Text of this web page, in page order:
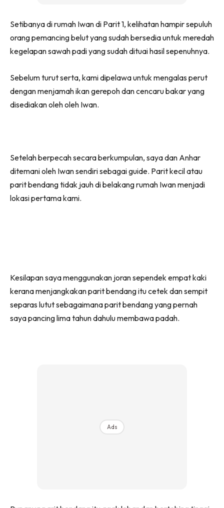
Setibanya di rumah Iwan di Parit 1, kelihatan hampir sepuluh
orang pemancing belut yang sudah bersedia untuk meredah
kegelapan sawah padi yang sudah dituai hasil sepenuhnya.
Sebelum turut serta, kami dipelawa untuk mengalas perut
dengan menjamah ikan gerepoh dan cencaru bakar yang
disediakan oleh oleh Iwan.
Setelah berpecah secara berkumpulan, saya dan Anhar
ditemani oleh Iwan sendiri sebagai guide. Parit kecil atau
parit bendang tidak jauh di belakang rumah Iwan menjadi
lokasi pertama kami.
Kesilapan saya menggunakan joran sependek empat kaki
kerana menjangkakan parit bendang itu cetek dan sempit
separas lutut sebagaimana parit bendang yang pernah
saya pancing lima tahun dahulu membawa padah.
Ads